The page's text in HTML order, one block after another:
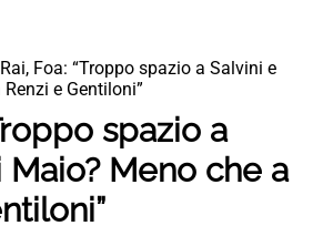
Rai, Foa: “Troppo spazio a Salvini e
e Gentiloni”
spazio a
Maio? Meno che a